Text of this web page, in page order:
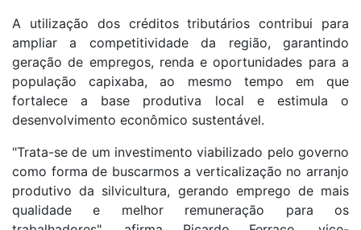
A utilização dos créditos tributários contribui para
ampliar a competitividade da região, garantindo
geração de empregos, renda e oportunidades para a
população capixaba, ao mesmo tempo em que
fortalece a base produtiva local e estimula o
desenvolvimento econômico sustentável.
"Trata-se de um investimento viabilizado pelo governo
como forma de buscarmos a verticalização no arranjo
produtivo da silvicultura, gerando emprego de mais
qualidade e melhor remuneração para os